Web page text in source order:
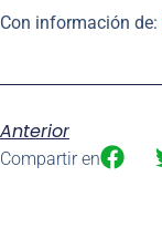
Con información de:
Anterior
Compartir en